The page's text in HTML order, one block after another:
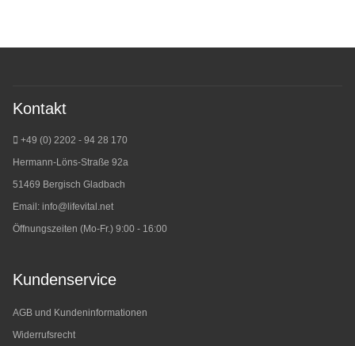
Kontakt
+49 (0) 2202 - 94 28 170
Hermann-Löns-Straße 92a
51469 Bergisch Gladbach
Email: info@lifevital.net
Öffnungszeiten (Mo-Fr.) 9:00 - 16:00
Kundenservice
AGB und Kundeninformationen
Widerrufsrecht